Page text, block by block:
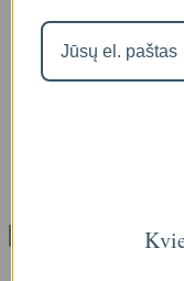
Prekių grąžinimas
Apsipirkimo
Klientų aptarnavimas